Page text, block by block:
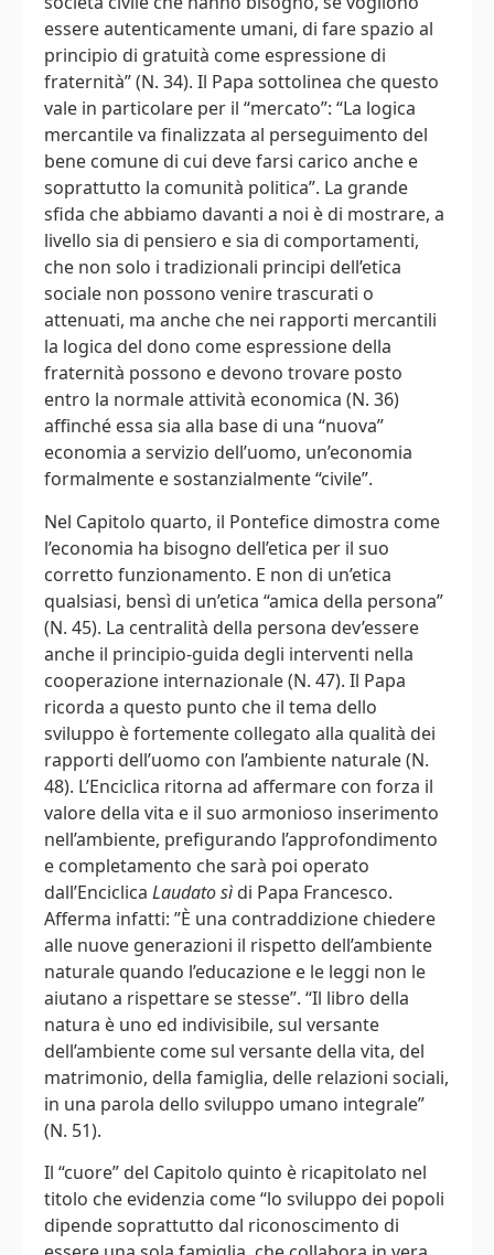
essere autenticamente umani, di fare spazio al
principio di gratuità come espressione di
fraternità” (N. 34). Il Papa sottolinea che questo
vale in particolare per il “mercato”: “La logica
mercantile va finalizzata al perseguimento del
bene comune di cui deve farsi carico anche e
soprattutto la comunità politica”. La grande
sfida che abbiamo davanti a noi è di mostrare, a
livello sia di pensiero e sia di comportamenti,
che non solo i tradizionali principi dell’etica
sociale non possono venire trascurati o
attenuati, ma anche che nei rapporti mercantili
la logica del dono come espressione della
fraternità possono e devono trovare posto
entro la normale attività economica (N. 36)
affinché essa sia alla base di una “nuova”
economia a servizio dell’uomo, un’economia
formalmente e sostanzialmente “civile”.
Nel Capitolo quarto, il Pontefice dimostra come
l’economia ha bisogno dell’etica per il suo
corretto funzionamento. E non di un’etica
qualsiasi, bensì di un’etica “amica della persona”
(N. 45). La centralità della persona dev’essere
anche il principio-guida degli interventi nella
cooperazione internazionale (N. 47). Il Papa
ricorda a questo punto che il tema dello
sviluppo è fortemente collegato alla qualità dei
rapporti dell’uomo con l’ambiente naturale (N.
48). L’Enciclica ritorna ad affermare con forza il
valore della vita e il suo armonioso inserimento
nell’ambiente, prefigurando l’approfondimento
e completamento che sarà poi operato
dall’Enciclica Laudato sì di Papa Francesco.
Afferma infatti: ”È una contraddizione chiedere
alle nuove generazioni il rispetto dell’ambiente
naturale quando l’educazione e le leggi non le
aiutano a rispettare se stesse”. “Il libro della
natura è uno ed indivisibile, sul versante
dell’ambiente come sul versante della vita, del
matrimonio, della famiglia, delle relazioni sociali,
in una parola dello sviluppo umano integrale”
(N. 51).
Il “cuore” del Capitolo quinto è ricapitolato nel
titolo che evidenzia come “lo sviluppo dei popoli
dipende soprattutto dal riconoscimento di